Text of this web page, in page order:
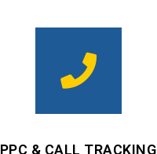
PPC & CALL TRACKING